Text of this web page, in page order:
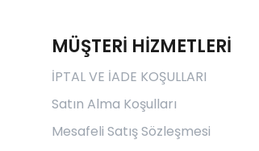
MÜŞTERİ HİZMETLERİ
İPTAL VE İADE KOŞULLARI
Satın Alma Koşulları
Mesafeli Satış Sözleşmesi